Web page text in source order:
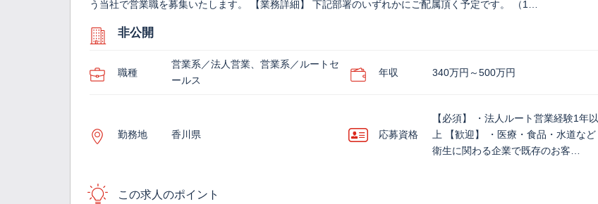
う当社で営業職を募集いたします。 【業務詳細】 下記部署のいずれかにご配属頂く予定です。 （1…
非公開
職種
営業系／法人営業、営業系／ルートセ
ールス
年収 340万円～500万円
勤務地 香川県 応募資格
【必須】 ・法人ルート営業経験1年以
上 【歓迎】 ・医療・食品・水道など
衛生に関わる企業で既存のお客…
この求人のポイント